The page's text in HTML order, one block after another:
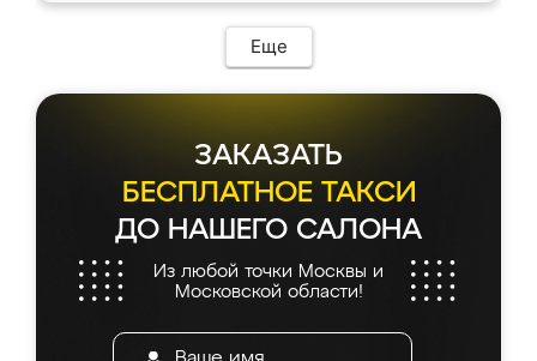
Еще
ЗАКАЗАТЬ
БЕСПЛАТНОЕ ТАКСИ
ДО НАШЕГО САЛОНА
Из любой точки Москвы и
Московской области!